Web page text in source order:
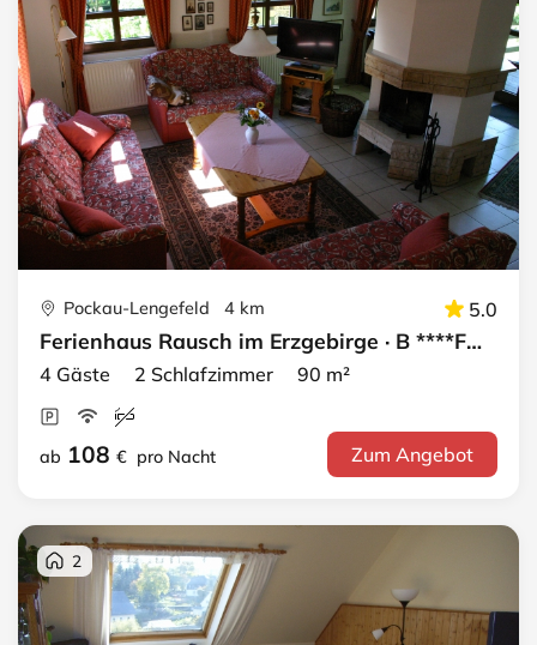
Pockau-Lengefeld 4 km 5.0
Ferienhaus Rausch im Erzgebirge · B ****Ferienhaus
4 Gäste 2 Schlafzimmer 90 m²
ab 108 € pro Nacht Zum Angebot
2